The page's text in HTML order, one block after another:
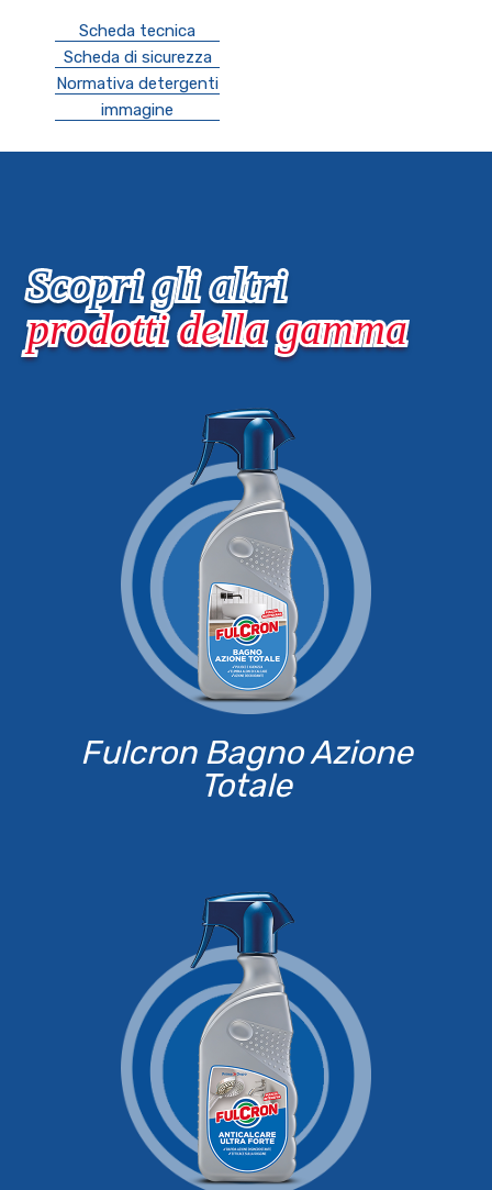
Scheda tecnica
Scheda di sicurezza
Normativa detergenti
immagine
Scopri gli altri
prodotti della gamma
Fulcron Bagno Azione
Totale